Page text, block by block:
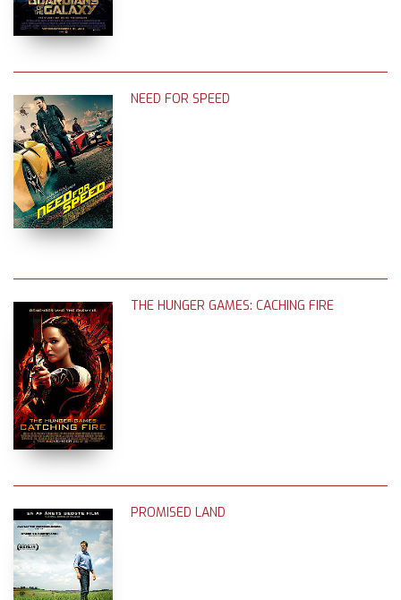
NEED FOR SPEED
THE HUNGER GAMES: CACHING FIRE
PROMISED LAND